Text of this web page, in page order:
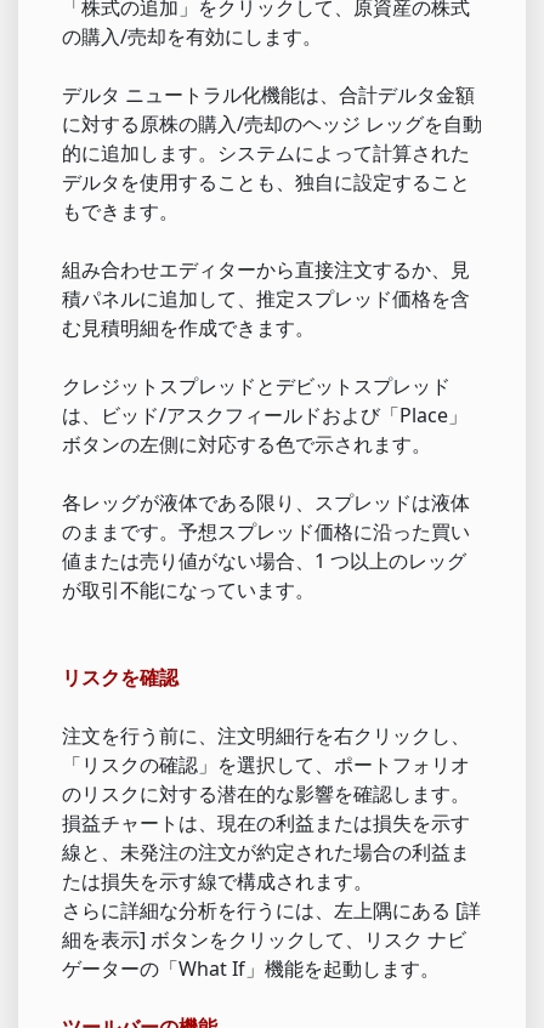
「株式の追加」をクリックして、原資産の株式
の購入/売却を有効にします。
デルタ ニュートラル化機能は、合計デルタ金額
に対する原株の購入/売却のヘッジ レッグを自動
的に追加します。システムによって計算された
デルタを使用することも、独自に設定すること
もできます。
組み合わせエディターから直接注文するか、見
積パネルに追加して、推定スプレッド価格を含
む見積明細を作成できます。
クレジットスプレッドとデビットスプレッド
は、ビッド/アスクフィールドおよび「Place」
ボタンの左側に対応する色で示されます。
各レッグが液体である限り、スプレッドは液体
のままです。予想スプレッド価格に沿った買い
値または売り値がない場合、1 つ以上のレッグ
が取引不能になっています。
リスクを確認
注文を行う前に、注文明細行を右クリックし、
「リスクの確認」を選択して、ポートフォリオ
のリスクに対する潜在的な影響を確認します。
損益チャートは、現在の利益または損失を示す
線と、未発注の注文が約定された場合の利益ま
たは損失を示す線で構成されます。
さらに詳細な分析を行うには、左上隅にある [詳
細を表示] ボタンをクリックして、リスク ナビ
ゲーターの「What If」機能を起動します。